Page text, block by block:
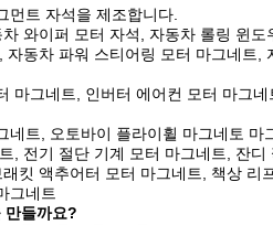
먼트 자석을 제조합니다.
와이퍼 모터 자석, 자동차 롤링 윈
동차 파워 스티어링 모터 마그네트,
마그네트, 인버터 에어컨 모터 마그
네트, 오토바이 플라이휠 마그네토 마
, 전기 절단 기계 모터 마그네트, 잔
킷 액추어터 모터 마그네트, 책상
그네트
만들까요?